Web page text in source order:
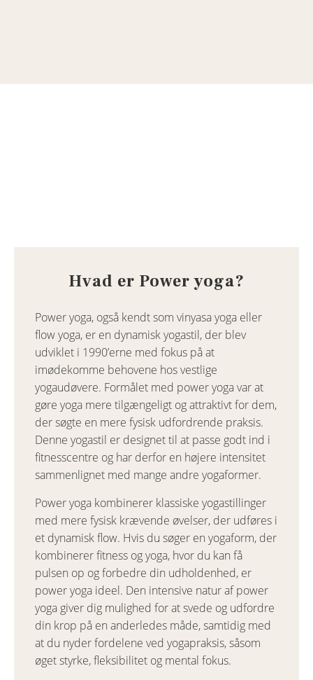
Hvad er Power yoga?
Power yoga, også kendt som vinyasa yoga eller
flow yoga, er en dynamisk yogastil, der blev
udviklet i 1990’erne med fokus på at
imødekomme behovene hos vestlige
yogaudøvere. Formålet med power yoga var at
gøre yoga mere tilgængeligt og attraktivt for dem,
der søgte en mere fysisk udfordrende praksis.
Denne yogastil er designet til at passe godt ind i
fitnesscentre og har derfor en højere intensitet
sammenlignet med mange andre yogaformer.
Power yoga kombinerer klassiske yogastillinger
med mere fysisk krævende øvelser, der udføres i
et dynamisk flow. Hvis du søger en yogaform, der
kombinerer fitness og yoga, hvor du kan få
pulsen op og forbedre din udholdenhed, er
power yoga ideel. Den intensive natur af power
yoga giver dig mulighed for at svede og udfordre
din krop på en anderledes måde, samtidig med
at du nyder fordelene ved yogapraksis, såsom
øget styrke, fleksibilitet og mental fokus.